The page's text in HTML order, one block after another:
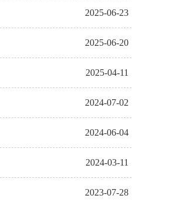
2025-06-23
2025-06-20
2025-04-11
2024-07-02
2024-06-04
2024-03-11
2023-07-28